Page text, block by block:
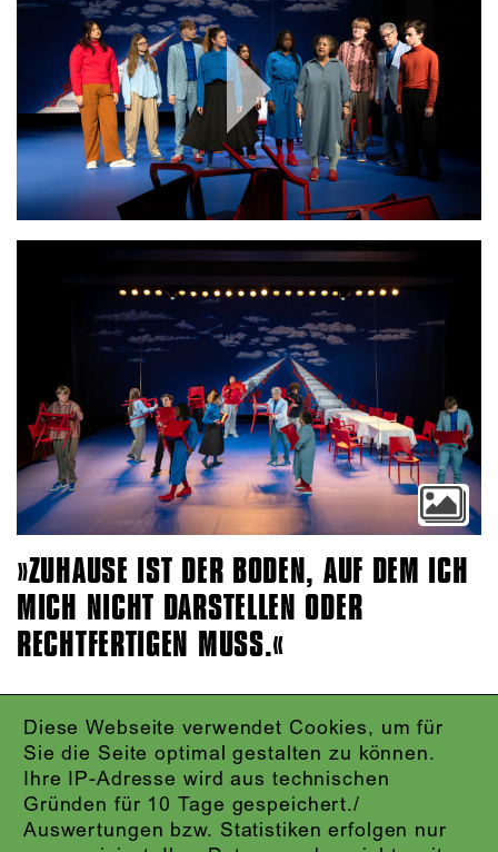
Diese Webseite verwendet Cookies, um für
Sie die Seite optimal gestalten zu können.
Ihre IP-Adresse wird aus technischen
Gründen für 10 Tage gespeichert./
Auswertungen bzw. Statistiken erfolgen nur
Play
Video
ZUHAUSE IST DER BODEN, AUF DEM ICH
MICH NICHT DARSTELLEN ODER
RECHTFERTIGEN MUSS.
IMPRESSUM
DATENSCHUTZ
AGB
KONTAKT
ABO-LOGIN